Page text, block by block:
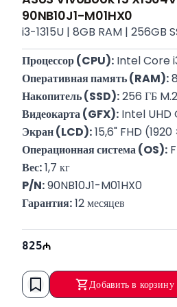
90NB10J1-M01HX0
i3-1315U | 8GB RAM | 256GB
Процессор (CPU): Intel Core
Оперативная память (RAM):
Накопитель (SSD): 256 ГБ
Видеокарта (GFX): Intel UHD
Экран (LCD): 15,6" FHD (1920
Операционная система (OS):
Вес: 1,7 кг
P/N: 90NB10J1-M01HX0
Гарантия: 12 месяцев
825
Добавить в корзину